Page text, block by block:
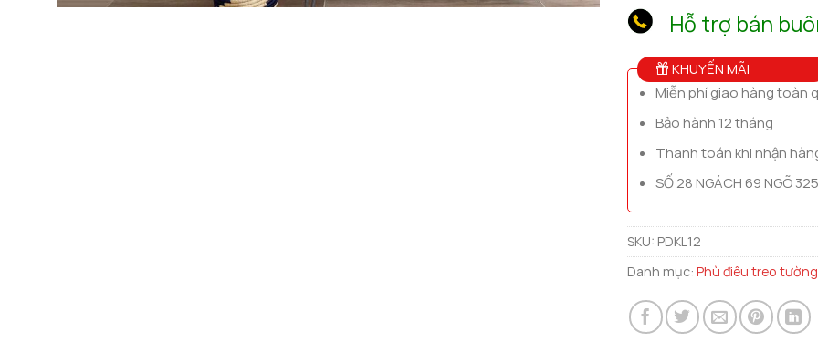
Hỗ trợ bán
KHUYẾN MÃI
Miễn phí giao hàng toàn
Bảo hành 12 tháng
Thanh toán khi nhận
SỐ 28 NGÁCH 69 NGÕ
SKU: PDKL12
Danh mục: Phù điêu treo tường